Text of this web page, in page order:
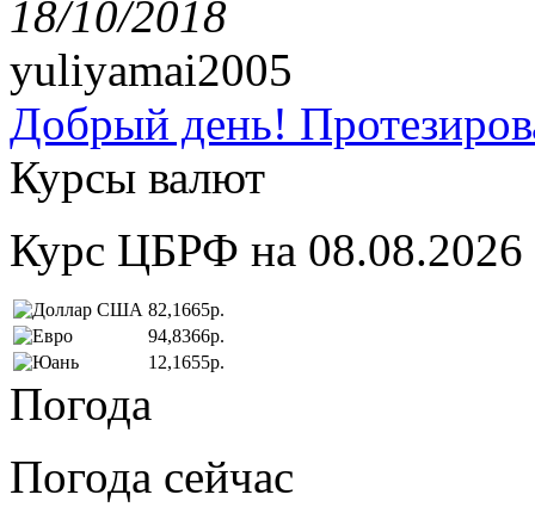
18/10/2018
yuliyamai2005
Добрый день!
Курсы валют
Курс ЦБРФ на 08.08.2026
82,1665р.
94,8366р.
12,1655р.
Погода
Погода сейчас